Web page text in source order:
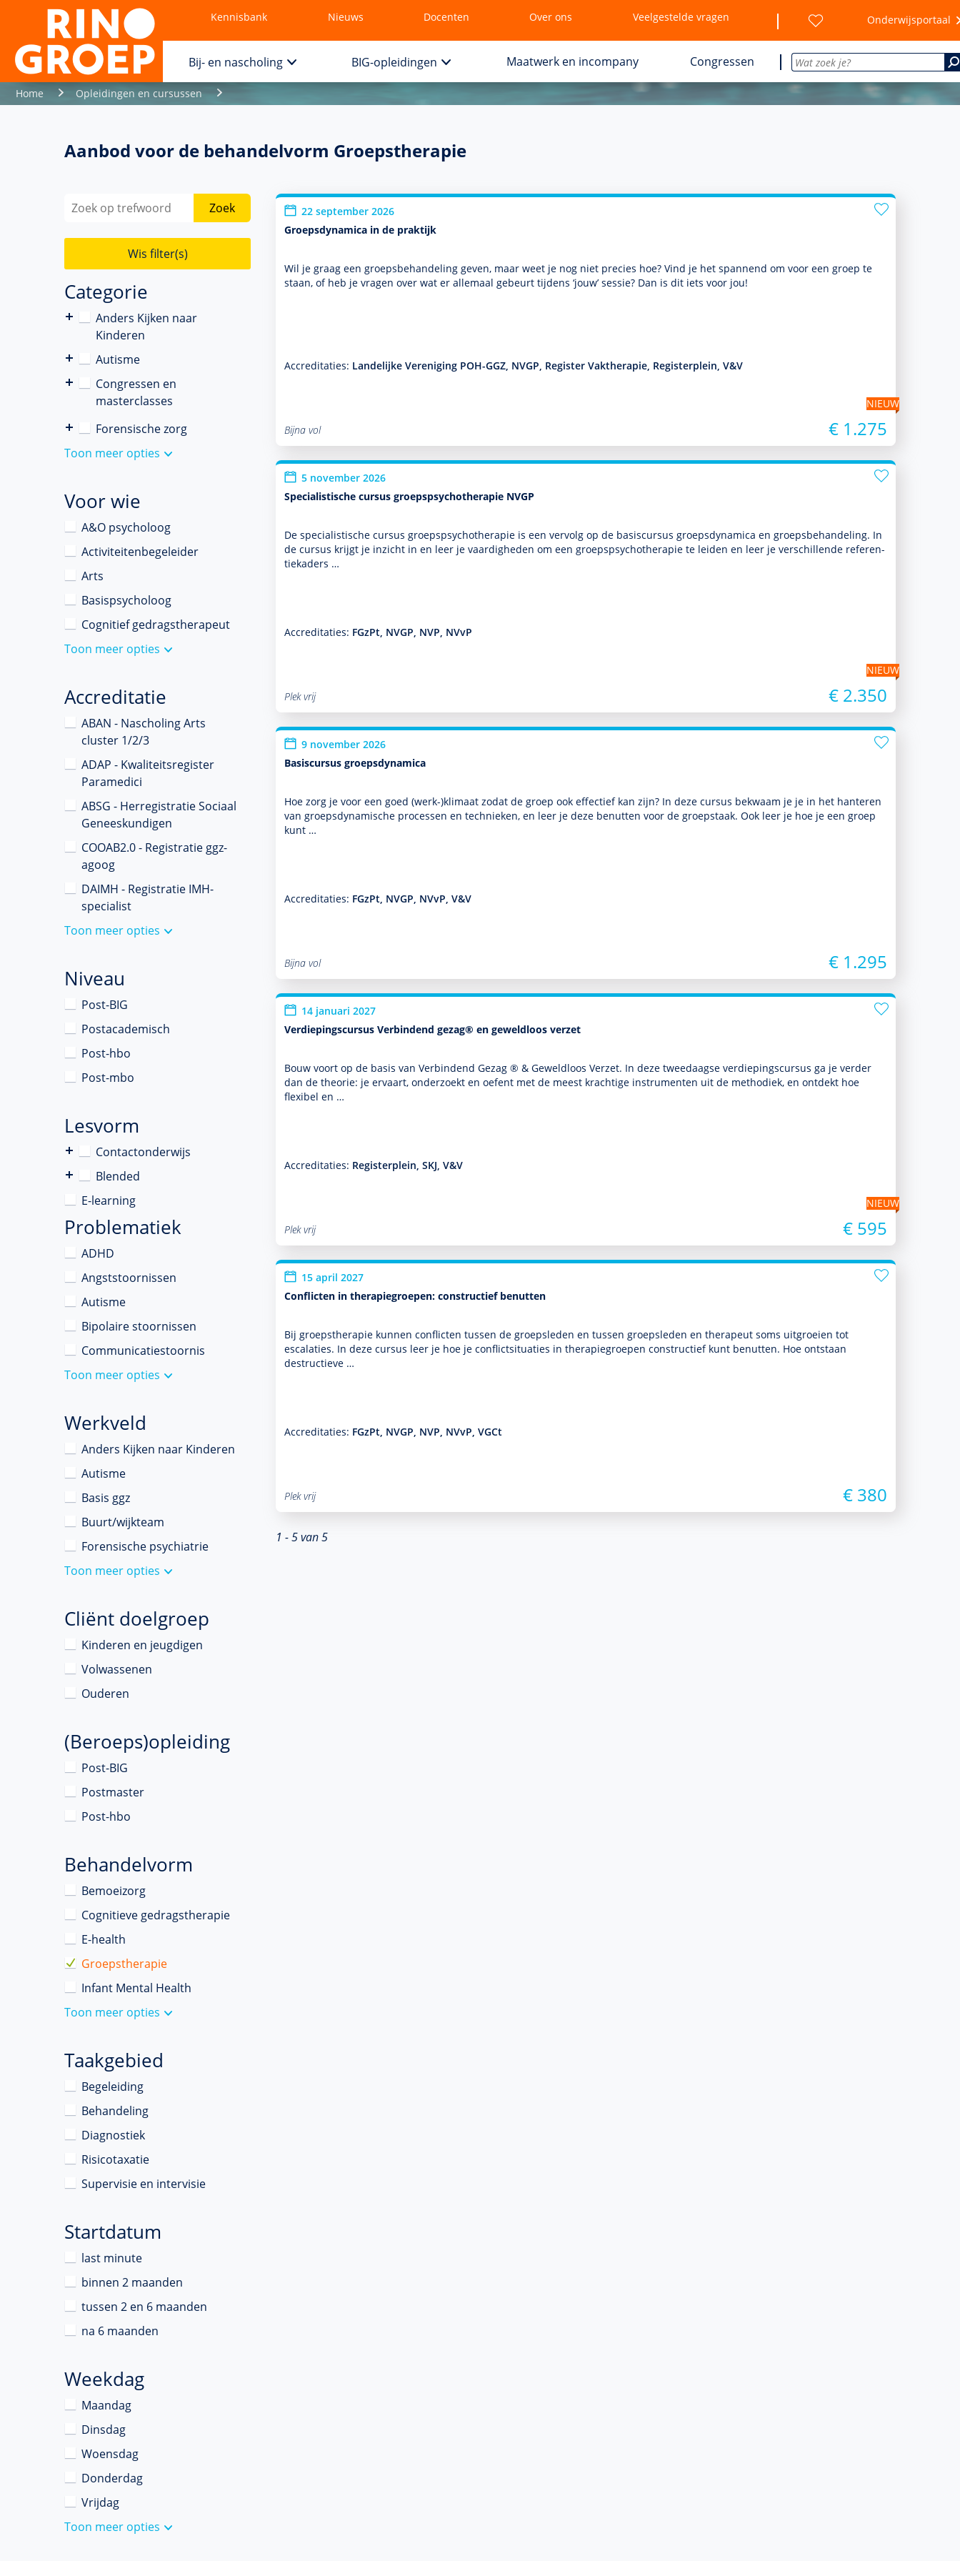
Kennisbank Nieuws Docenten Over ons Veelgestelde vragen Onderwijsportaal
Bij- en nascholing BIG-opleidingen Maatwerk en incompany Congressen
Home Opleidingen en cursussen
Aanbod voor de behandelvorm Groepstherapie
Zoek
Wis filter(s)
Categorie
Anders Kijken naar
Kinderen
Autisme
Congressen en
masterclasses
Forensische zorg
Toon meer opties
Voor wie
A&O psycholoog
Activiteitenbegeleider
Arts
Basispsycholoog
Cognitief gedragstherapeut
Toon meer opties
Accreditatie
ABAN - Nascholing Arts
cluster 1/2/3
ADAP - Kwaliteitsregister
Paramedici
ABSG - Herregistratie Sociaal
Geneeskundigen
COOAB2.0 - Registratie ggz-
agoog
DAIMH - Registratie IMH-
specialist
Toon meer opties
Niveau
Post-BIG
Postacademisch
Post-hbo
Post-mbo
Lesvorm
Contactonderwijs
Blended
E-learning
Problematiek
ADHD
Angststoornissen
Autisme
Bipolaire stoornissen
Communicatiestoornis
Toon meer opties
Werkveld
Anders Kijken naar Kinderen
Autisme
Basis ggz
Buurt/wijkteam
Forensische psychiatrie
Toon meer opties
Cliënt doelgroep
Kinderen en jeugdigen
Volwassenen
Ouderen
(Beroeps)opleiding
Post-BIG
Postmaster
Post-hbo
Behandelvorm
Bemoeizorg
Cognitieve gedragstherapie
E-health
Groepstherapie
Infant Mental Health
Toon meer opties
Taakgebied
Begeleiding
Behandeling
Diagnostiek
Risicotaxatie
Supervisie en intervisie
Startdatum
last minute
binnen 2 maanden
tussen 2 en 6 maanden
na 6 maanden
Weekdag
Maandag
Dinsdag
Woensdag
Donderdag
Vrijdag
Toon meer opties
22 september 2026
Groepsdynamica in de praktijk
Wil je graag een groepsbehan­del­ing geven, maar weet je nog niet precies hoe? Vind je het spannend om voor een groep te
staan, of heb je vragen over wat er allemaal gebeurt tijdens ‘jouw’ sessie? Dan is dit iets voor jou!
Accreditaties: Landelijke Vereniging POH-GGZ, NVGP, Register Vaktherapie, Registerplein, V&V
NIEUW
Bijna vol
€ 1.275
5 november 2026
Specialistische cursus groepspsychotherapie NVGP
De specialis­tische cursus groepspsycho­thera­pie is een vervolg op de basis­cursus groeps­dynamica en groepsbehan­del­ing. In
de cursus krijgt je inzicht in en leer je vaar­dig­heden om een groepspsycho­thera­pie te leiden en leer je ver­schil­lende referen­
tie­kaders …
Accreditaties: FGzPt, NVGP, NVP, NVvP
NIEUW
Plek vrij
€ 2.350
9 november 2026
Basiscursus groepsdynamica
Hoe zorg je voor een goed (werk-)klimaat zodat de groep ook effectief kan zijn? In deze cursus bekwaam je je in het hanteren
van groeps­dynamische processen en tech­nieken, en leer je deze benutten voor de groepstaak. Ook leer je hoe je een groep
kunt …
Accreditaties: FGzPt, NVGP, NVvP, V&V
Bijna vol € 1.295
14 januari 2027
Verdiepingscursus Verbindend gezag® en geweldloos verzet
Bouw voort op de basis van Verbindend Gezag ® & Geweldloos Verzet. In deze tweedaagse verdiepingscursus ga je verder
dan de theorie: je ervaart, onder­zoekt en oefent met de meest krachtige instru­men­ten uit de metho­diek, en ontdekt hoe
flexibel en …
Accreditaties: Registerplein, SKJ, V&V
NIEUW
Plek vrij
€ 595
15 april 2027
Conflicten in therapiegroepen: constructief benutten
Bij groeps­thera­pie kunnen conflicten tussen de groepsleden en tussen groepsleden en thera­peut soms uitgroeien tot
escalaties. In deze cursus leer je hoe je conflictsituaties in thera­piegroepen constructief kunt benutten. Hoe ontstaan
destructieve …
Accreditaties: FGzPt, NVGP, NVP, NVvP, VGCt
Plek vrij € 380
1 - 5 van 5